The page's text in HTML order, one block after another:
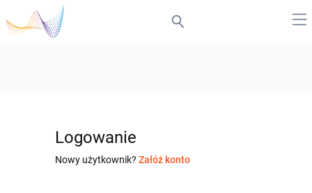
Logowanie
Nowy użytkownik? Załóż konto